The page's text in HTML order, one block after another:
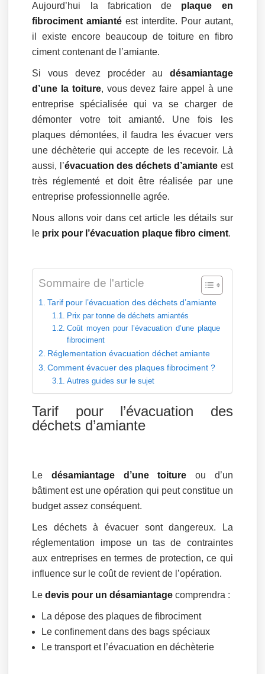
Aujourd’hui la fabrication de plaque en
fibrociment amianté est interdite. Pour autant,
il existe encore beaucoup de toiture en fibro
ciment contenant de l’amiante.
Si vous devez procéder au désamiantage
d’une la toiture, vous devez faire appel à une
entreprise spécialisée qui va se charger de
démonter votre toit amianté. Une fois les
plaques démontées, il faudra les évacuer vers
une déchèterie qui accepte de les recevoir. Là
aussi, l’évacuation des déchets d’amiante est
très réglementé et doit être réalisée par une
entreprise professionnelle agrée.
Nous allons voir dans cet article les détails sur
le prix pour l’évacuation plaque fibro ciment.
Sommaire de l'article
Tarif pour l’évacuation des déchets d’amiante
Prix par tonne de déchets amiantés
Coût moyen pour l’évacuation d’une plaque
fibrociment
Réglementation évacuation déchet amiante
Comment évacuer des plaques fibrociment ?
Autres guides sur le sujet
Tarif pour l’évacuation des
déchets d’amiante
Ledésamiantage d’une toiture ou d’un
bâtiment est une opération qui peut constitue un
budget assez conséquent.
Les déchets à évacuer sont dangereux. La
réglementation impose un tas de contraintes
aux entreprises en termes de protection, ce qui
influence sur le coût de revient de l’opération.
Ledevis pour un désamiantage comprendra :
La dépose des plaques de fibrociment
Le confinement dans des bags spéciaux
Le transport et l’évacuation en déchèterie